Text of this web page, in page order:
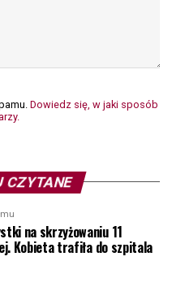
Dowiedz się, w jaki sposób
CZYTANE
na skrzyżowaniu 11
Kobieta trafiła do szpitala